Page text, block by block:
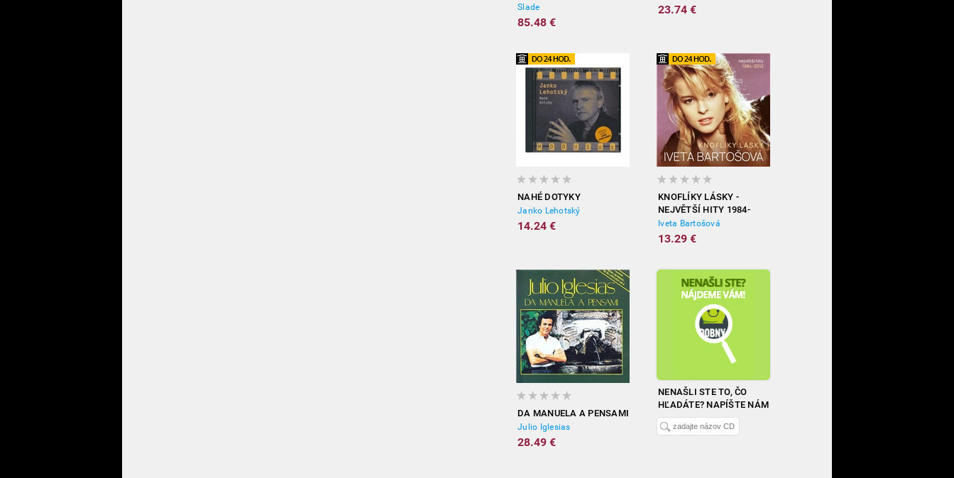
Slade
85.48 €
23.74 €
NAHÉ DOTYKY
Janko Lehotský
14.24 €
KNOFLÍKY LÁSKY -
NEJVĚTŠÍ HITY 1984-
2012
Iveta Bartošová
13.29 €
DA MANUELA A PENSAMI
Julio Iglesias
28.49 €
NENAŠLI STE TO, ČO
HĽADÁTE? NAPÍŠTE NÁM